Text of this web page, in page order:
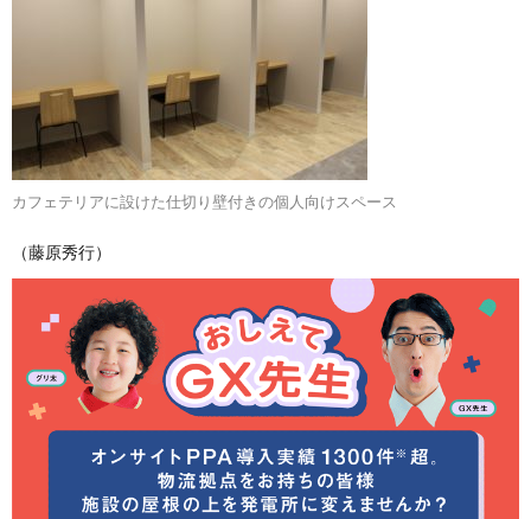
カフェテリアに設けた仕切り壁付きの個人向けスペース
（藤原秀行）